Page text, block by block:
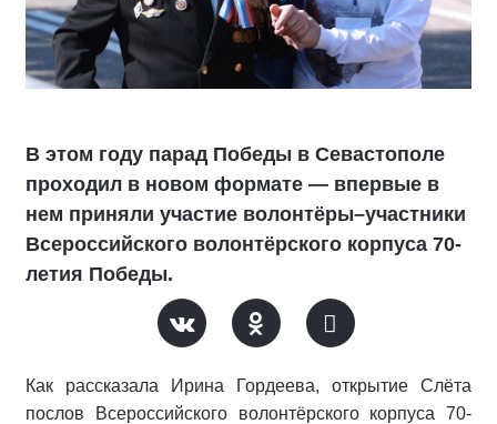
В этом году парад Победы в Севастополе
проходил в новом формате — впервые в
нем приняли участие волонтёры–участники
Всероссийского волонтёрского корпуса 70-
летия Победы.
Как рассказала Ирина Гордеева, открытие Слёта
послов Всероссийского волонтёрского корпуса 70-